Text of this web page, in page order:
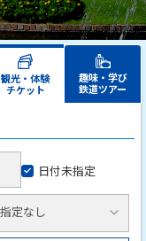
観光・体験
チケット
趣味・学び
鉄道ツアー
日付未指定